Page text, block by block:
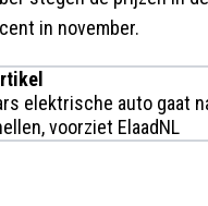
in november.
elektrische auto gaat
voorziet ElaadNL